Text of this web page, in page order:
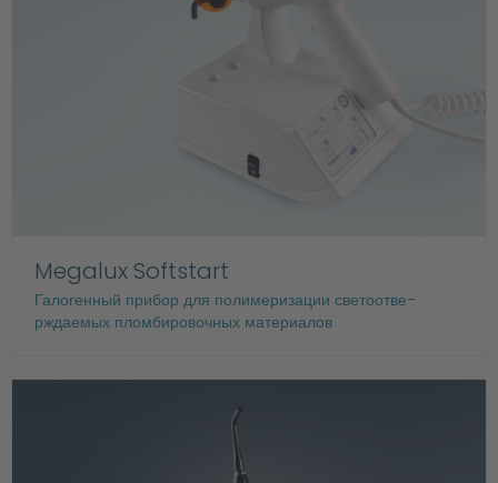
Megalux Softstart
Галогенный прибор для полимеризации светоотве-
рждаемых пломбировочных материалов